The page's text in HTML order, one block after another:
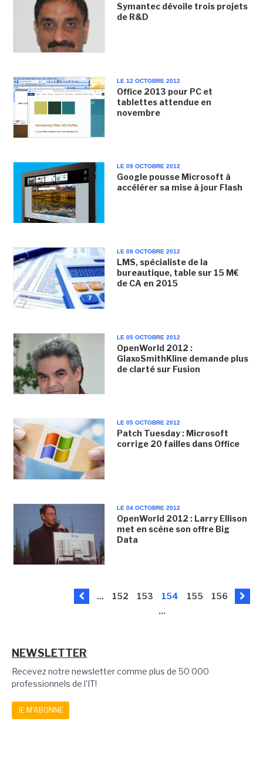
Symantec dévoile trois projets
de R&D
LE 12 OCTOBRE 2012
Office 2013 pour PC et
tablettes attendue en
novembre
LE 09 OCTOBRE 2012
Google pousse Microsoft à
accélérer sa mise à jour Flash
LE 08 OCTOBRE 2012
LMS, spécialiste de la
bureautique, table sur 15 M€
de CA en 2015
LE 05 OCTOBRE 2012
OpenWorld 2012 :
GlaxoSmithKline demande plus
de clarté sur Fusion
LE 05 OCTOBRE 2012
Patch Tuesday : Microsoft
corrige 20 failles dans Office
LE 04 OCTOBRE 2012
OpenWorld 2012 : Larry Ellison
met en scène son offre Big
Data
... 152 153 154 155
156
...
NEWSLETTER
Recevez notre newsletter comme plus de 50 000
professionnels de l'IT!
JE M'ABONNE